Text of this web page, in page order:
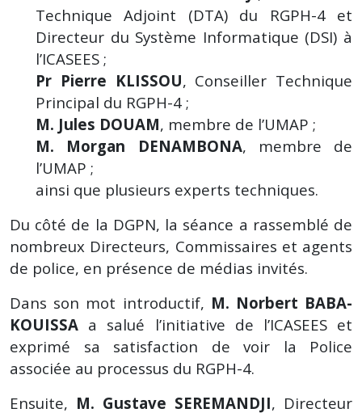
Technique Adjoint (DTA) du RGPH-4 et
Directeur du Système Informatique (DSI) à
l’ICASEES ;
Pr Pierre KLISSOU, Conseiller Technique
Principal du RGPH-4 ;
M. Jules DOUAM, membre de l’UMAP ;
M. Morgan DENAMBONA, membre de
l’UMAP ;
ainsi que plusieurs experts techniques.
Du côté de la DGPN, la séance a rassemblé de
nombreux Directeurs, Commissaires et agents
de police, en présence de médias invités.
Dans son mot introductif, M. Norbert BABA-
KOUISSA a salué l’initiative de l’ICASEES et
exprimé sa satisfaction de voir la Police
associée au processus du RGPH-4.
Ensuite, M. Gustave SEREMANDJI, Directeur